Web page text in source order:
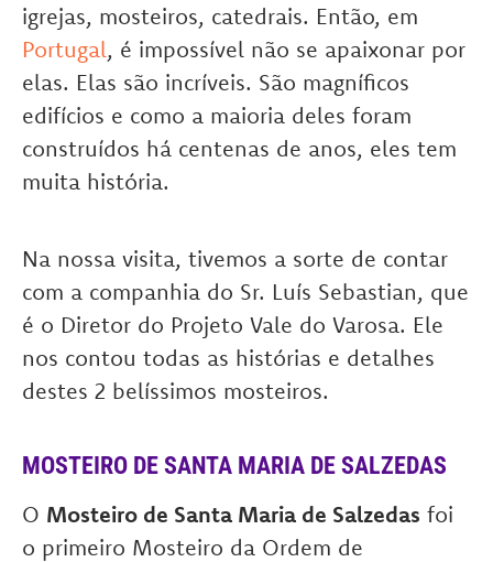
igrejas, mosteiros, catedrais. Então, em
Portugal, é impossível não se apaixonar por
elas. Elas são incríveis. São magníficos
edifícios e como a maioria deles foram
construídos há centenas de anos, eles tem
muita história.
Na nossa visita, tivemos a sorte de contar
com a companhia do Sr. Luís Sebastian, que
é o Diretor do Projeto Vale do Varosa. Ele
nos contou todas as histórias e detalhes
destes 2 belíssimos mosteiros.
MOSTEIRO DE SANTA MARIA DE SALZEDAS
O Mosteiro de Santa Maria de Salzedas foi
o primeiro Mosteiro da Ordem de